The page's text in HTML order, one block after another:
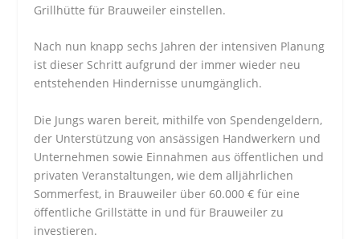
Grillhütte für Brauweiler einstellen.
Nach nun knapp sechs Jahren der intensiven Planung
ist dieser Schritt aufgrund der immer wieder neu
entstehenden Hindernisse unumgänglich.
Die Jungs waren bereit, mithilfe von Spendengeldern,
der Unterstützung von ansässigen Handwerkern und
Unternehmen sowie Einnahmen aus öffentlichen und
privaten Veranstaltungen, wie dem alljährlichen
Sommerfest, in Brauweiler über 60.000 € für eine
öffentliche Grillstätte in und für Brauweiler zu
investieren.